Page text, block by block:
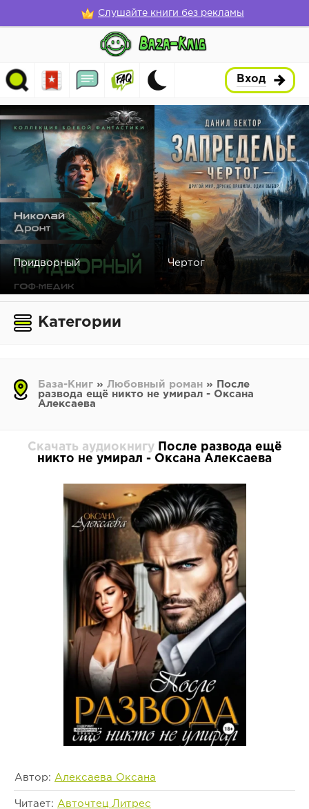
Слушайте книги без рекламы
Вход
Придворный Чертог
Категории
База-Книг » Любовный роман » После
развода ещё никто не умирал - Оксана
Алексаева
Скачать аудиокнигу После развода ещё
никто не умирал - Оксана Алексаева
Автор: Алексаева Оксана
Читает: Авточтец Литрес